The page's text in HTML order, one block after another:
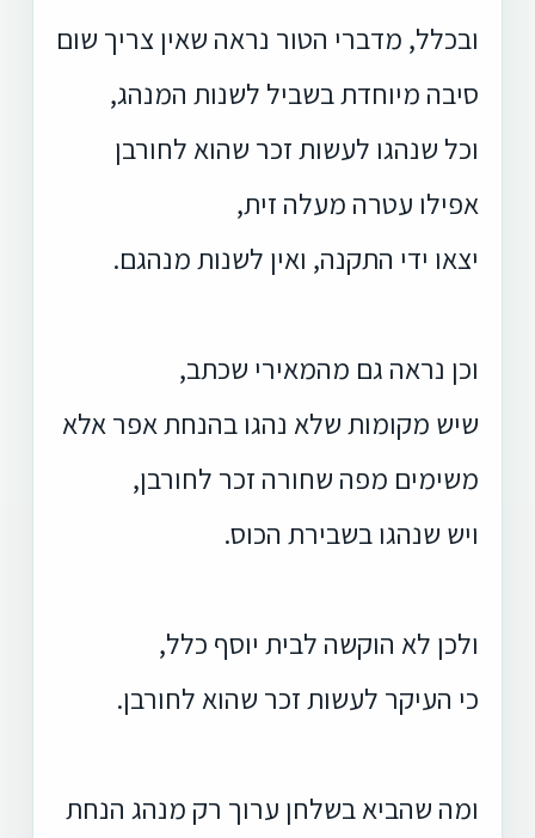
ובכלל, מדברי הטור נראה שאין צריך שום
סיבה מיוחדת בשביל לשנות המנהג,
וכל שנהגו לעשות זכר שהוא לחורבן
אפילו עטרה מעלה זית,
יצאו ידי התקנה, ואין לשנות מנהגם.
וכן נראה גם מהמאירי שכתב,
שיש מקומות שלא נהגו בהנחת אפר אלא
משימים מפה שחורה זכר לחורבן,
ויש שנהגו בשבירת הכוס.
ולכן לא הוקשה לבית יוסף כלל,
כי העיקר לעשות זכר שהוא לחורבן.
ומה שהביא בשלחן ערוך רק מנהג הנחת